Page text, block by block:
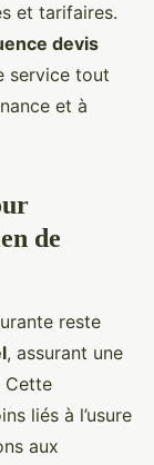
et tarifaires.
devis
service tout
et à
de
reste
, assurant une
Cette
liés à l’usure
aux